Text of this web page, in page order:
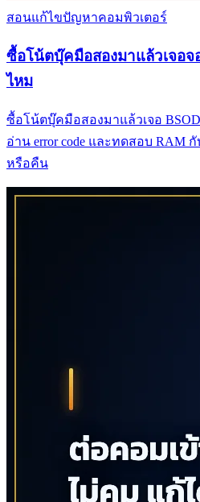
สอนแก้ไขปัญหาคอมพิวเตอร์
ซื้อโน้ตบุ๊คมือสองมาแล้วเจอจ
ไหม
ซื้อโน้ตบุ๊คมือสองมาแล้วเจอ
อ่าน error code และทดสอบ RAM
หรือคืน